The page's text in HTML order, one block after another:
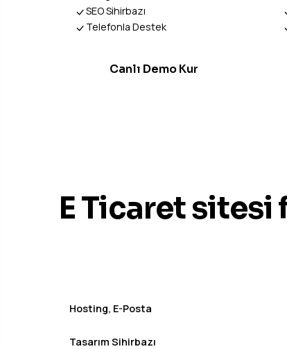
SEO Sihirbazı
Telefonla Destek
Canlı Demo Kur
E Ticaret sitesi
Hosting, E-Posta
Tasarım Sihirbazı